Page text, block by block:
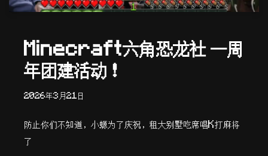
Minecraft六角恐龙社 一周
年团建活动！
2026年3月21日
防止你们不知道，小螈为了庆祝，租大别墅吃席唱K打麻将
了